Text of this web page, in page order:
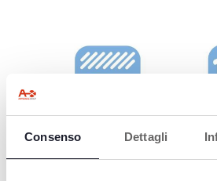
Consenso Dettagli
SPÜLMASCHINEN